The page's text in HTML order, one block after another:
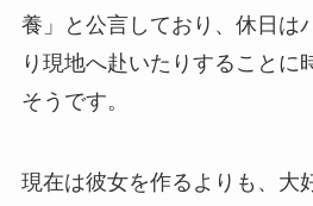
養」と公言しており、休日は
り現地へ赴いたりすることに
そうです。
現在は彼女を作るよりも、大